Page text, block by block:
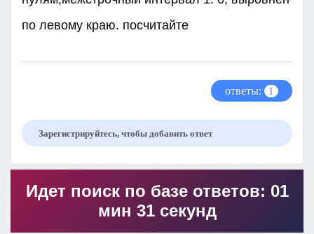
по левому краю. посчитайте ​
ответы: 1
Зарегистрируйтесь, чтобы добавить ответ
Идет поиск по базе ответов: 01
мин 31 секунд